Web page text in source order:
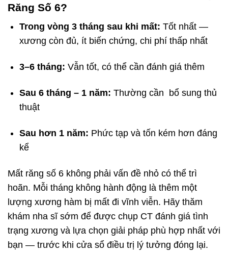
Răng Số 6?
Trong vòng 3 tháng sau khi mất: Tốt nhất —
xương còn đủ, ít biến chứng, chi phí thấp nhất
3–6 tháng: Vẫn tốt, có thể cần đánh giá thêm
Sau 6 tháng – 1 năm: Thường cần bổ sung thủ
thuật
Sau hơn 1 năm: Phức tạp và tốn kém hơn đáng
kể
Mất răng số 6 không phải vấn đề nhỏ có thể trì
hoãn. Mỗi tháng không hành động là thêm một
lượng xương hàm bị mất đi vĩnh viễn. Hãy thăm
khám nha sĩ sớm để được chụp CT đánh giá tình
trạng xương và lựa chọn giải pháp phù hợp nhất với
bạn — trước khi cửa sổ điều trị lý tưởng đóng lại.